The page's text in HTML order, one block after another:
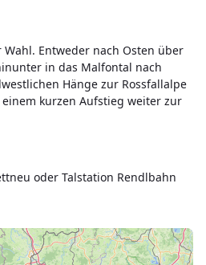
Entweder nach Osten über
in das Malfontal nach
Hänge zur Rossfallalpe
kurzen Aufstieg weiter zur
oder Talstation Rendlbahn